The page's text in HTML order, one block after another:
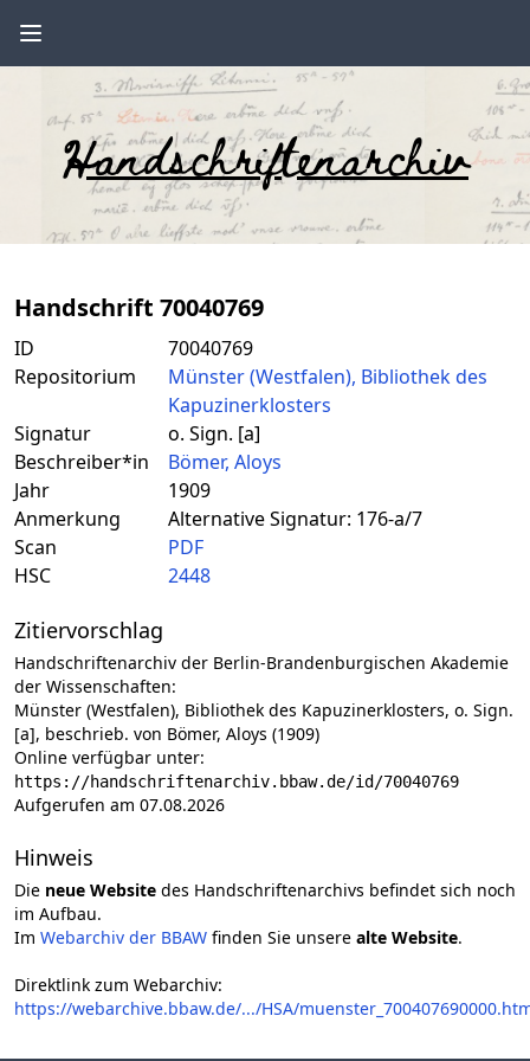
Handschriftenarchiv
Handschrift 70040769
ID
70040769
Repositorium
Münster (Westfalen), Bibliothek des
Kapuzinerklosters
Signatur
o. Sign. [a]
Beschreiber*in
Bömer, Aloys
Jahr
1909
Anmerkung
Alternative Signatur: 176-a/7
Scan
PDF
HSC
2448
Zitiervorschlag
Handschriftenarchiv der Berlin-Brandenburgischen Akademie
der Wissenschaften:
Münster (Westfalen), Bibliothek des Kapuzinerklosters, o. Sign.
[a], beschrieb. von Bömer, Aloys (1909)
Online verfügbar unter:
https://handschriftenarchiv.bbaw.de/id/70040769
Aufgerufen am 07.08.2026
Hinweis
Die neue Website des Handschriftenarchivs befindet sich noch
im Aufbau.
Im Webarchiv der BBAW finden Sie unsere alte Website.
Direktlink zum Webarchiv:
https://webarchive.bbaw.de/.../HSA/